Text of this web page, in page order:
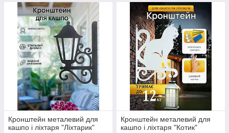
Кронштейн металевий для
кашпо і ліхтаря "Ліхтарик"
Кронштейн металевий для
кашпо і ліхтаря "Котик"